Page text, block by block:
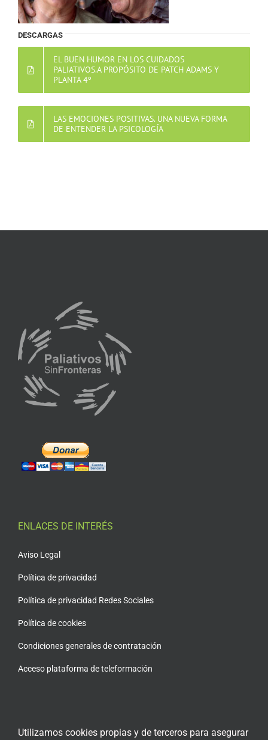
DESCARGAS
EL BUEN HUMOR EN LOS CUIDADOS
PALIATIVOS.A PROPÓSITO DE PATCH ADAMS Y
PLANTA 4º
LAS EMOCIONES POSITIVAS. UNA NUEVA FORMA
DE ENTENDER LA PSICOLOGÍA
ENLACES DE INTERÉS
Aviso Legal
Política de privacidad
Política de privacidad Redes Sociales
Política de cookies
Condiciones generales de contratación
Acceso plataforma de teleformación
ENCUÉNTRANOS EN LAS REDES SOCIALES
Utilizamos cookies propias y de terceros para asegurar